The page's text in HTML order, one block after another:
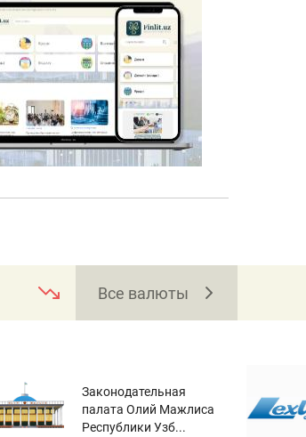
Все валюты
Законодательная
палата Олий Мажлиса
Республики Узб...